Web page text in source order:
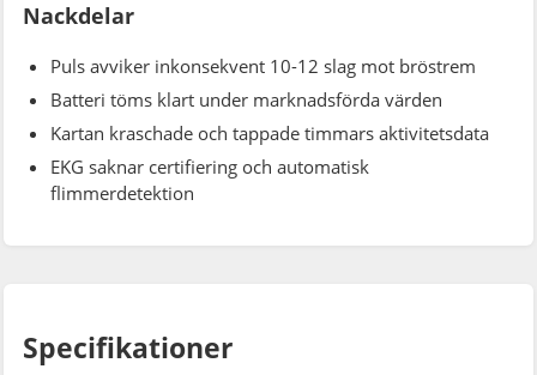
Nackdelar
Puls avviker inkonsekvent 10-12 slag mot bröstrem
Batteri töms klart under marknadsförda värden
Kartan kraschade och tappade timmars aktivitetsdata
EKG saknar certifiering och automatisk
flimmerdetektion
Specifikationer